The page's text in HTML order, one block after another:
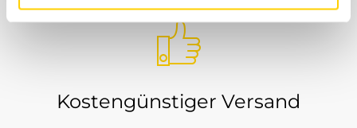
Kostengünstiger Versand